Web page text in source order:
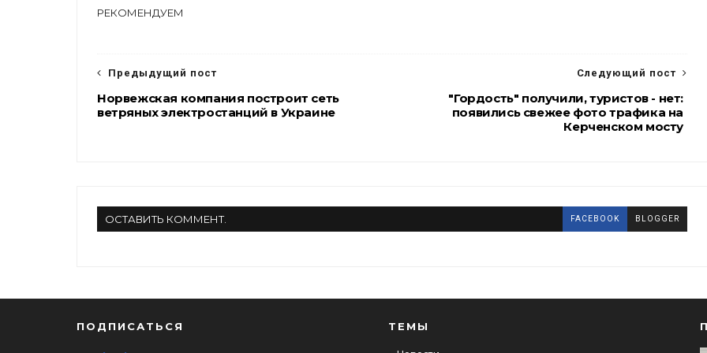
РЕКОМЕНДУЕМ
Следующий пост
"Гордость" получили, туристов - нет:
появились свежее фото трафика на
Керченском мосту
Предыдущий пост
Норвежская компания построит сеть
ветряных электростанций в Украине
ОСТАВИТЬ КОММЕНТ. FACEBOOK BLOGGER
ПОДПИСАТЬСЯ ТЕМЫ